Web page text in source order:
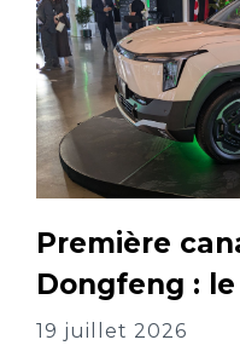
Première
Dongfeng : le
19 juillet 2026